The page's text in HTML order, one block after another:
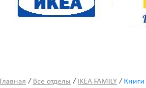
Главная / Все отделы / IKEA FAMILY / Книги